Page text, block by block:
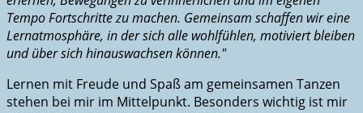
Tempo Fortschritte zu machen. Gemeinsam schaffen wir eine
Lernatmosphäre, in der sich alle wohlfühlen, motiviert bleiben
und über sich hinauswachsen können."
Lernen mit Freude und Spaß am gemeinsamen Tanzen
stehen bei mir im Mittelpunkt. Besonders wichtig ist mir